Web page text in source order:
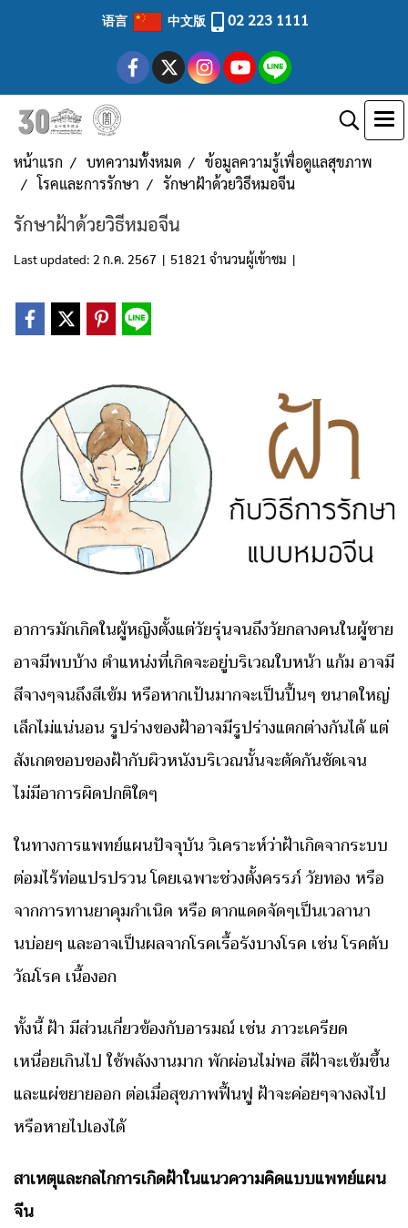
语言 中文版 02 223 1111
หน้าแรก บทความทั้งหมด
ข้อมูลความรู้เพื่อดูแลสุขภาพ
โรคและการรักษา
รักษาฝ้าด้วยวิธีหมอจีน
รักษาฝ้าด้วยวิธีหมอจีน
Last updated: 2 ก.ค. 2567 | 51821 จำนวนผู้เข้าชม |
อาการมักเกิดในผู้หญิงตั้งแต่วัยรุ่นจนถึงวัยกลางคนในผู้ชาย
อาจมีพบบ้าง ตำแหน่งที่เกิดจะอยู่บริเวณใบหน้า แก้ม อาจมี
สีจางๆจนถึงสีเข้ม หรือหากเป้นมากจะเป็นปื้นๆ ขนาดใหญ่
เล็กไม่แน่นอน รูปร่างของฝ้าอาจมีรูปร่างแตกต่างกันได้ แต่
สังเกตขอบของฝ้ากับผิวหนังบริเวณนั้นจะตัดกันชัดเจน
ไม่มีอาการผิดปกติใดๆ
ในทางการแพทย์แผนปัจจุบัน วิเคราะห์ว่าฝ้าเกิดจากระบบ
ต่อมไร้ท่อแปรปรวน โดยเฉพาะช่วงตั้งครรภ์ วัยทอง หรือ
จากการทานยาคุมกำเนิด หรือ ตากแดดจัดๆเป็นเวลานา
นบ่อยๆ และอาจเป็นผลจากโรคเรื้อรังบางโรค เช่น โรคตับ
วัณโรค เนื้องอก
ทั้งนี้ ฝ้า มีส่วนเกี่ยวข้องกับอารมณ์ เช่น ภาวะเครียด
เหนื่อยเกินไป ใช้พลังงานมาก พักผ่อนไม่พอ สีฝ้าจะเข้มขึ้น
และแผ่ขยายออก ต่อเมื่อสุขภาพฟื้นฟู ฝ้าจะค่อยๆจางลงไป
หรือหายไปเองได้
สาเหตุและกลไกการเกิดฝ้าในแนวความคิดแบบแพทย์แผน
จีน